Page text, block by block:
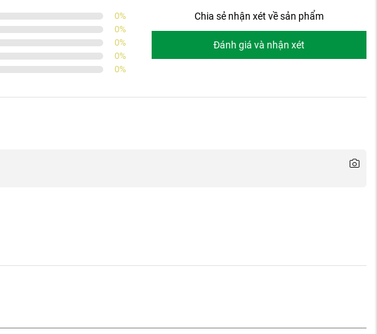
0%
0%
0%
0%
0%
Chia sẻ nhận xét về sản phẩm
Đánh giá và nhận xét